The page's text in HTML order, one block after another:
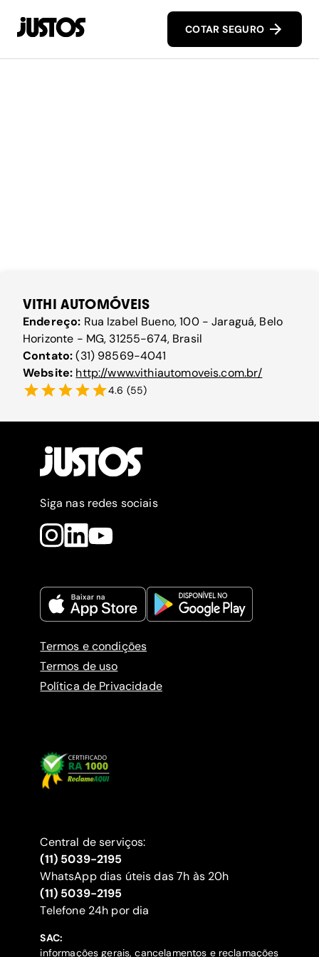
COTAR SEGURO
VITHI AUTOMÓVEIS
Endereço: Rua Izabel Bueno, 100 - Jaraguá, Belo
Horizonte - MG, 31255-674, Brasil
Contato:(31) 98569-4041
Website: http://www.vithiautomoveis.com.br/
4.6 (55)
Siga nas redes sociais
Termos e condições
Termos de uso
Política de Privacidade
Central de serviços:
(11) 5039-2195
WhatsApp dias úteis das 7h às 20h
(11) 5039-2195
‍Telefone 24h por dia
SAC:
informações gerais, cancelamentos e reclamações